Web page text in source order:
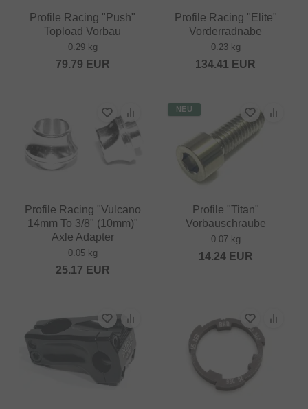
Profile Racing "Push"
Topload Vorbau
0.29 kg
79.79 EUR
Profile Racing "Elite"
Vorderradnabe
0.23 kg
134.41 EUR
Profile Racing "Vulcano
14mm To 3/8" (10mm)"
Axle Adapter
0.05 kg
25.17 EUR
NEU
Profile "Titan"
Vorbauschraube
0.07 kg
14.24EUR